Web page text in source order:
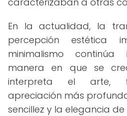
En la actualidad, la
percepción estética
minimalismo
manera en que se
interpreta el arte,
apreciación más
sencillez y la elegancia